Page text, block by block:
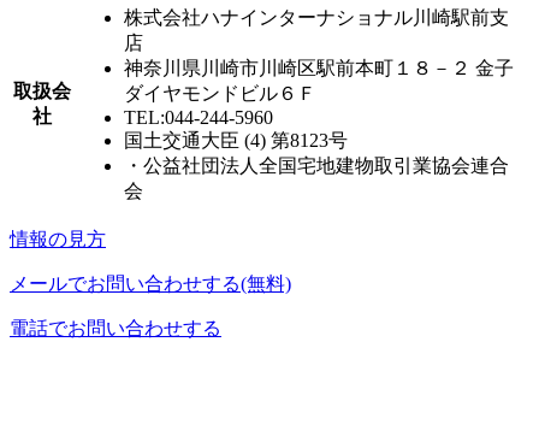
取扱会
社
株式会社ハナインターナショナル川崎駅前支
店
神奈川県川崎市川崎区駅前本町１８－２ 金子
ダイヤモンドビル６Ｆ
TEL:044-244-5960
国土交通大臣 (4) 第8123号
・公益社団法人全国宅地建物取引業協会連合
会
情報の見方
メールでお問い合わせする(無料)
電話でお問い合わせする